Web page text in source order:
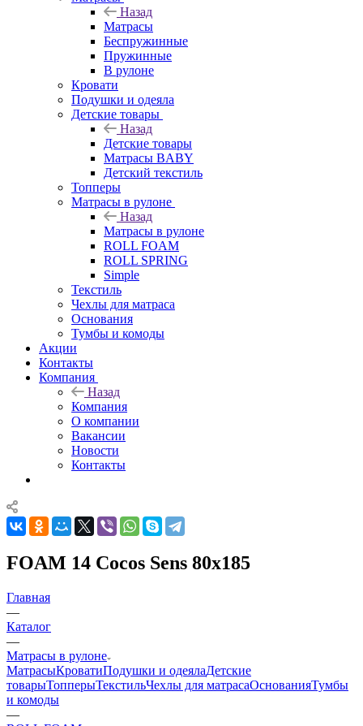
Назад
Матрасы
Беспружинные
Пружинные
В рулоне
Кровати
Подушки и одеяла
Детские товары
Назад
Детские товары
Матрасы BABY
Детский текстиль
Топперы
Матрасы в рулоне
Назад
Матрасы в рулоне
ROLL FOAM
ROLL SPRING
Simple
Текстиль
Чехлы для матраса
Основания
Тумбы и комоды
Акции
Контакты
Компания
Назад
Компания
О компании
Вакансии
Новости
Контакты
FOAM 14 Cocos Sens 80x185
Главная
—
Каталог
—
Матрасы в рулоне
МатрасыКроватиПодушки и одеялаДетские
товарыТопперыТекстильЧехлы для матрасаОснованияТумбы
и комоды
—